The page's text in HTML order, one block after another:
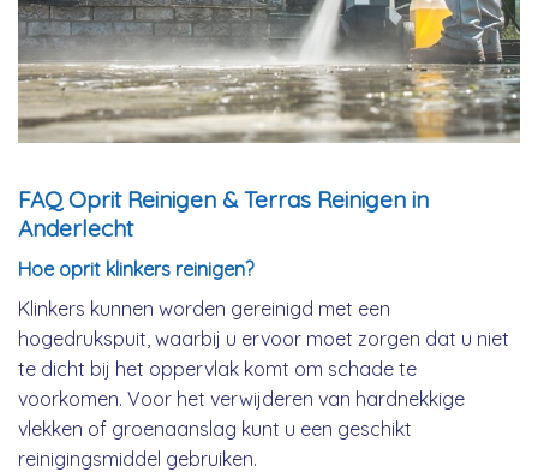
FAQ Oprit Reinigen & Terras Reinigen in
Anderlecht
Hoe oprit klinkers reinigen?
Klinkers kunnen worden gereinigd met een
hogedrukspuit, waarbij u ervoor moet zorgen dat u niet
te dicht bij het oppervlak komt om schade te
voorkomen. Voor het verwijderen van hardnekkige
vlekken of groenaanslag kunt u een geschikt
reinigingsmiddel gebruiken.